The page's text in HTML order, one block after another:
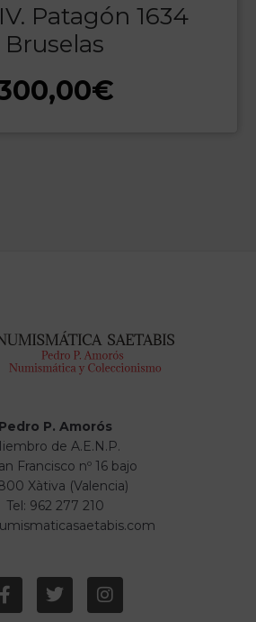
Patagón 1634
Bruselas
€
Pedro P. Amorós
de A.E.N.P.
Francisco nº 16 bajo
Xàtiva (Valencia)
Tel: 962 277 210